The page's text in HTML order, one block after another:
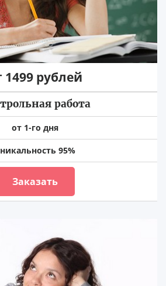
1499 рублей
работа
от 1-го дня
95%
Заказать